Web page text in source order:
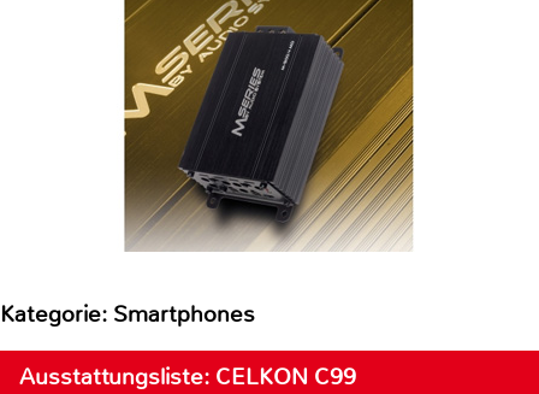
Kategorie: Smartphones
Ausstattungsliste: CELKON C99